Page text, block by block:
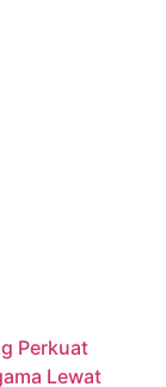
Perkuat
Lewat